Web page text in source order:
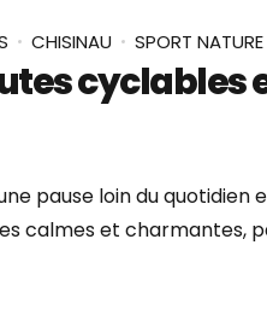
CHISINAU SPORT NATURE
cyclables
pause loin du
calmes et charmantes,